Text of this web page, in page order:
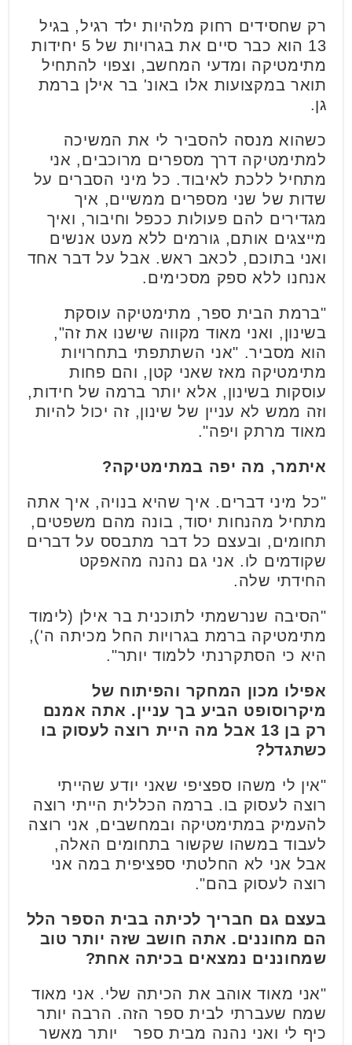
רק שחסידים רחוק מלהיות ילד רגיל, בגיל
13 הוא כבר סיים את בגרויות של 5 יחידות
מתימטיקה ומדעי המחשב, וצפוי להתחיל
תואר במקצועות אלו באונ' בר אילן ברמת
גן.
כשהוא מנסה להסביר לי את המשיכה
למתימטיקה דרך מספרים מרוכבים, אני
מתחיל ללכת לאיבוד. כל מיני הסברים על
שדות של שני מספרים ממשיים, איך
מגדירים להם פעולות ככפל וחיבור, ואיך
מייצגים אותם, גורמים ללא מעט אנשים
ואני בתוכם, לכאב ראש. אבל על דבר אחד
אנחנו ללא ספק מסכימים.
"ברמת הבית ספר, מתימטיקה עוסקת
בשינון, ואני מאוד מקווה שישנו את זה",
הוא מסביר. "אני השתתפתי בתחרויות
מתימטיקה מאז שאני קטן, והם פחות
עוסקות בשינון, אלא יותר ברמה של חידות,
וזה ממש לא עניין של שינון, זה יכול להיות
מאוד מרתק ויפה".
איתמר, מה יפה במתימטיקה?
"כל מיני דברים. איך שהיא בנויה, איך אתה
מתחיל מהנחות יסוד, בונה מהם משפטים,
תחומים, ובעצם כל דבר מתבסס על דברים
שקודמים לו. אני גם נהנה מהאפקט
החידתי שלה.
"הסיבה שנרשמתי לתוכנית בר אילן (לימוד
מתימטיקה ברמת בגרויות החל מכיתה ה'),
היא כי הסתקרנתי ללמוד יותר".
אפילו מכון המחקר והפיתוח של
מיקרוסופט הביע בך עניין. אתה אמנם
רק בן 13 אבל מה היית רוצה לעסוק בו
כשתגדל?
"אין לי משהו ספציפי שאני יודע שהייתי
רוצה לעסוק בו. ברמה הכללית הייתי רוצה
להעמיק במתימטיקה ובמחשבים, אני רוצה
לעבוד במשהו שקשור בתחומים האלה,
אבל אני לא החלטתי ספציפית במה אני
רוצה לעסוק בהם".
בעצם גם חבריך לכיתה בבית הספר הלל
הם מחוננים. אתה חושב שזה יותר טוב
שמחוננים נמצאים בכיתה אחת?
"אני מאוד אוהב את הכיתה שלי. אני מאוד
שמח שעברתי לבית ספר הזה. הרבה יותר
כיף לי ואני נהנה מבית ספר יותר מאשר